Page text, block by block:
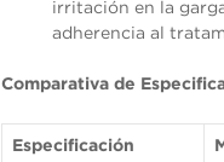
irritación en la
adherencia al
Comparativa de
Especificación
de